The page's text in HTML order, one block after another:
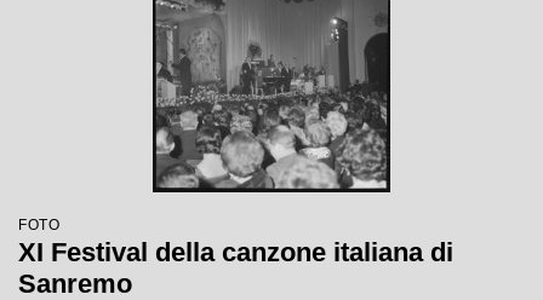
FOTO
XI Festival della canzone italiana di
Sanremo